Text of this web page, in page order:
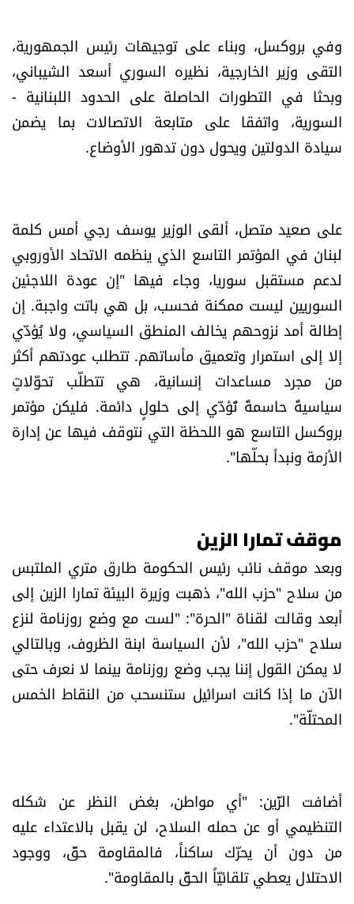
وفي بروكسل، وبناء على توجيهات رئيس الجمهورية،
التقى وزير الخارجية، نظيره السوري أسعد الشيباني،
وبحثا في التطورات الحاصلة على الحدود اللبنانية -
السورية، واتفقا على متابعة الاتصالات بما يضمن
سيادة الدولتين ويحول دون تدهور الأوضاع.
على صعيد متصل، ألقى الوزير يوسف رجي أمس كلمة
لبنان في المؤتمر التاسع الذي ينظمه الاتحاد الأوروبي
لدعم مستقبل سوريا، وجاء فيها "إن عودة اللاجئين
السوريين ليست ممكنة فحسب، بل هي باتت واجبة. إن
إطالة أمد نزوحهم يخالف المنطق السياسي، ولا يُؤدّي
إلا إلى استمرار وتعميق مأساتهم. تتطلب عودتهم أكثر
من مجرد مساعدات إنسانية، هي تتطلّب تحوّلاتٍ
سياسيةً حاسمةً تُؤدّي إلى حلولٍ دائمة. فليكن مؤتمر
بروكسل التاسع هو اللحظة التي نتوقف فيها عن إدارة
الأزمة ونبدأ بحلّها".
موقف تمارا الزين
وبعد موقف نائب رئيس الحكومة طارق متري الملتبس
من سلاح "حزب الله"، ذهبت وزيرة البيئة تمارا الزين إلى
أبعد وقالت لقناة "الحرة": "لست مع وضع روزنامة لنزع
سلاح "حزب الله"، لأن السياسة ابنة الظروف، وبالتالي
لا يمكن القول إننا يجب وضع روزنامة بينما لا نعرف حتى
الآن ما إذا كانت اسرائيل ستنسحب من النقاط الخمس
المحتلّة".
أضافت الزّين: "أي مواطن، بغض النظر عن شكله
التنظيمي أو عن حمله السلاح، لن يقبل بالاعتداء عليه
من دون أن يحرّك ساكناً، فالمقاومة حقّ، ووجود
الاحتلال يعطي تلقائيّاً الحقّ بالمقاومة".